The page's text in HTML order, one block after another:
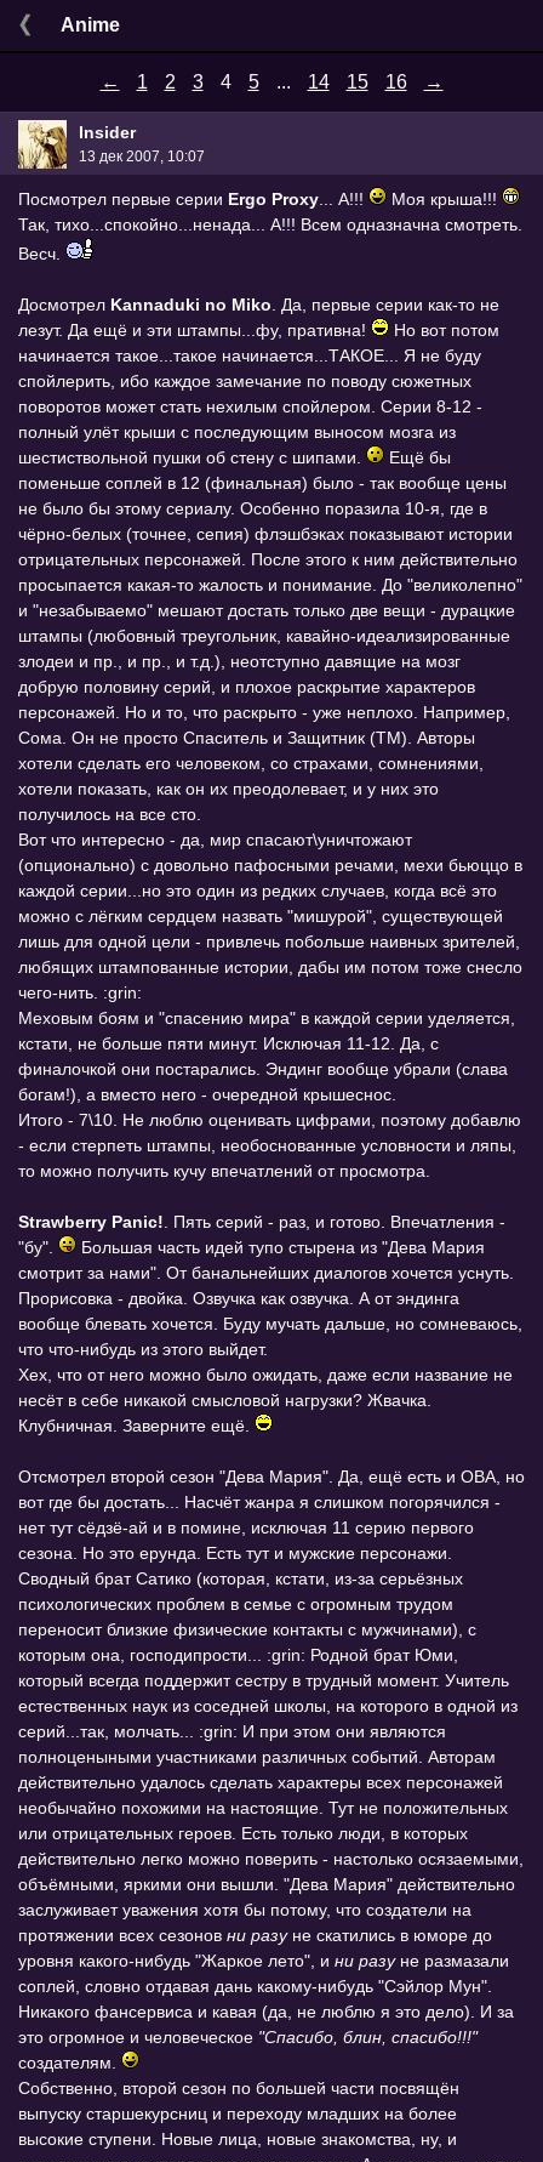
Anime
← 1 2 34 5... 14 15 16 →
Insider
13 дек 2007, 10:07
Посмотрел первые серии Ergo Proxy ... А!!!
Моя крыша!!!
Так, тихо...спокойно...ненада... А!!! Всем одназначна смотреть.
Весч.
Досмотрел Kannaduki no Miko . Да, первые серии как-то не
лезут. Да ещё и эти штампы...фу, пративна!
Но вот потом
начинается такое...такое начинается...ТАКОЕ... Я не буду
спойлерить, ибо каждое замечание по поводу сюжетных
поворотов может стать нехилым спойлером. Серии 8-12 -
полный улёт крыши с последующим выносом мозга из
шестиствольной пушки об стену с шипами.
Ещё бы
поменьше соплей в 12 (финальная) было - так вообще цены
не было бы этому сериалу. Особенно поразила 10-я, где в
чёрно-белых (точнее, сепия) флэшбэках показывают истории
отрицательных персонажей. После этого к ним действительно
просыпается какая-то жалость и понимание. До "великолепно"
и "незабываемо" мешают достать только две вещи - дурацкие
штампы (любовный треугольник, кавайно-идеализированные
злодеи и пр., и пр., и т.д.), неотступно давящие на мозг
добрую половину серий, и плохое раскрытие характеров
персонажей. Но и то, что раскрыто - уже неплохо. Например,
Сома. Он не просто Спаситель и Защитник (ТМ). Авторы
хотели сделать его человеком, со страхами, сомнениями,
хотели показать, как он их преодолевает, и у них это
получилось на все сто.
Вот что интересно - да, мир спасают\уничтожают
(опционально) с довольно пафосными речами, мехи бьюццо в
каждой серии...но это один из редких случаев, когда всё это
можно с лёгким сердцем назвать "мишурой", существующей
лишь для одной цели - привлечь побольше наивных зрителей,
любящих штампованные истории, дабы им потом тоже снесло
чего-нить. :grin:
Меховым боям и "спасению мира" в каждой серии уделяется,
кстати, не больше пяти минут. Исключая 11-12. Да, с
финалочкой они постарались. Эндинг вообще убрали (слава
богам!), а вместо него - очередной крышеснос.
Итого - 7\10. Не люблю оценивать цифрами, поэтому добавлю
- если стерпеть штампы, необоснованные условности и ляпы,
то можно получить кучу впечатлений от просмотра.
Strawberry Panic! . Пять серий - раз, и готово. Впечатления -
"бу".
Большая часть идей тупо стырена из "Дева Мария
смотрит за нами". От банальнейших диалогов хочется уснуть.
Прорисовка - двойка. Озвучка как озвучка. А от эндинга
вообще блевать хочется. Буду мучать дальше, но сомневаюсь,
что что-нибудь из этого выйдет.
Хех, что от него можно было ожидать, даже если название не
несёт в себе никакой смысловой нагрузки? Жвачка.
Клубничная. Заверните ещё.
Отсмотрел второй сезон "Дева Мария". Да, ещё есть и ОВА, но
вот где бы достать... Насчёт жанра я слишком погорячился -
нет тут сёдзё-ай и в помине, исключая 11 серию первого
сезона. Но это ерунда. Есть тут и мужские персонажи.
Сводный брат Сатико (которая, кстати, из-за серьёзных
психологических проблем в семье с огромным трудом
переносит близкие физические контакты с мужчинами), с
которым она, господипрости... :grin: Родной брат Юми,
который всегда поддержит сестру в трудный момент. Учитель
естественных наук из соседней школы, на которого в одной из
серий...так, молчать... :grin: И при этом они являются
полноценыными участниками различных событий. Авторам
действительно удалось сделать характеры всех персонажей
необычайно похожими на настоящие. Тут не положительных
или отрицательных героев. Есть только люди, в которых
действительно легко можно поверить - настолько осязаемыми,
объёмными, яркими они вышли. "Дева Мария" действительно
заслуживает уважения хотя бы потому, что создатели на
протяжении всех сезонов ни разуне скатились в юморе до
уровня какого-нибудь "Жаркое лето", и ни разуне размазали
соплей, словно отдавая дань какому-нибудь "Сэйлор Мун".
Никакого фансервиса и кавая (да, не люблю я это дело). И за
это огромное и человеческое "Спасибо, блин, спасибо!!!"
создателям.
Собственно, второй сезон по большей части посвящён
выпуску старшекурсниц и переходу младших на более
высокие ступени. Новые лица, новые знакомства, ну, и